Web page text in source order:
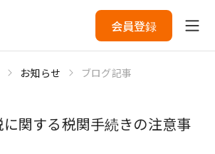
会員登録
お知らせ ブログ記事
関する税関手続きの注意事